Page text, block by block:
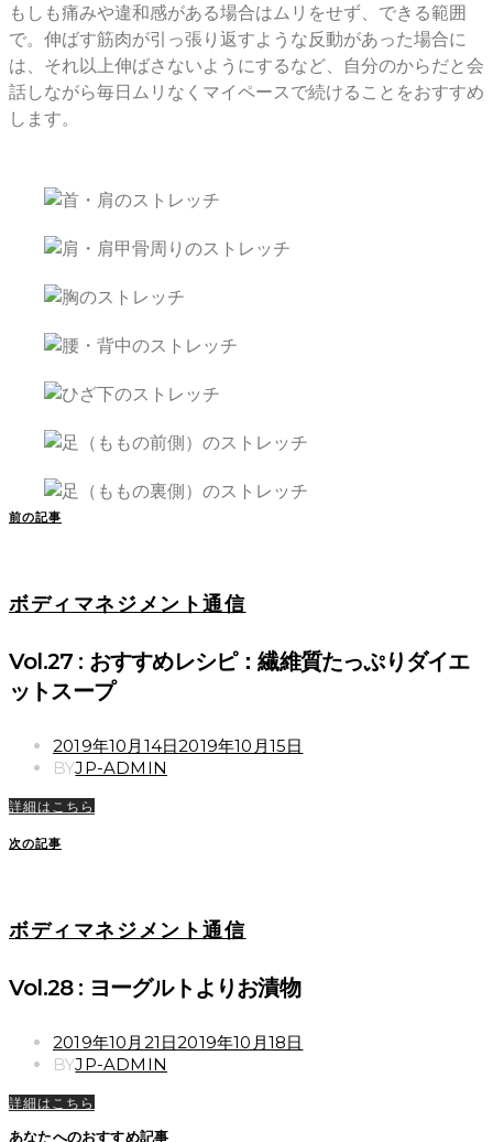
もしも痛みや違和感がある場合はムリをせず、できる範囲
で。伸ばす筋肉が引っ張り返すような反動があった場合に
は、それ以上伸ばさないようにするなど、自分のからだと会
話しながら毎日ムリなくマイペースで続けることをおすすめ
します。
前の記事
ボディマネジメント通信
Vol.27 : おすすめレシピ：繊維質たっぷりダイエ
ットスープ
POSTED
ON
2019年10月14日2019年10月15日
BYJP-ADMIN
詳細はこちら
次の記事
ボディマネジメント通信
Vol.28 : ヨーグルトよりお漬物
POSTED
ON
2019年10月21日2019年10月18日
BYJP-ADMIN
詳細はこちら
あなたへのおすすめ記事